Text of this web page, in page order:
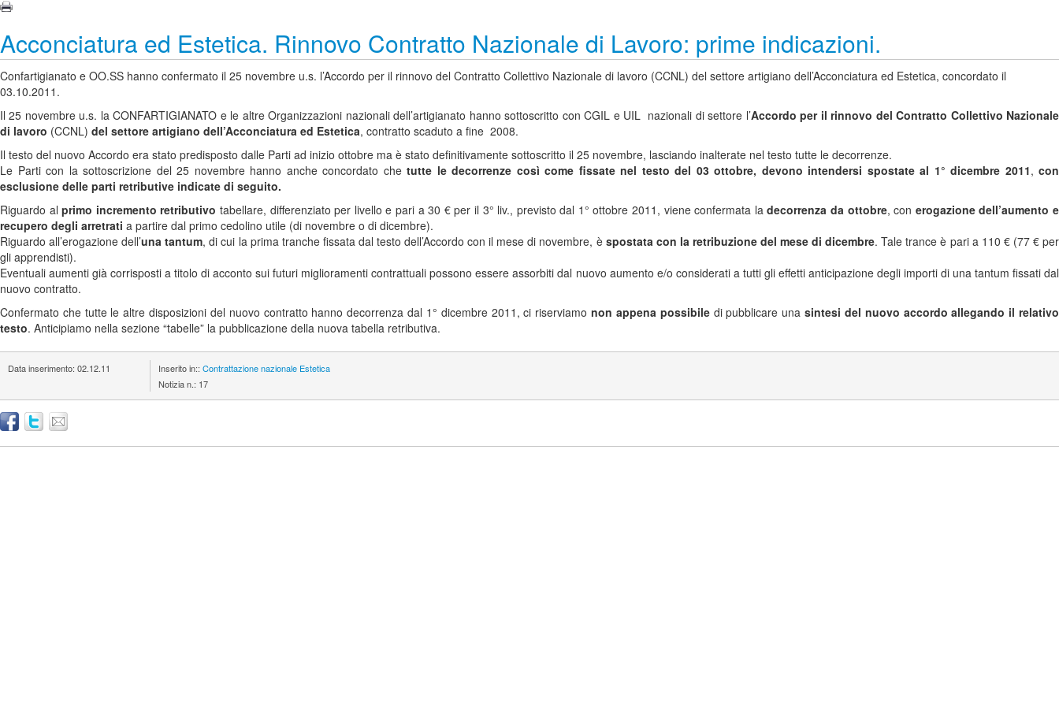
Acconciatura ed Estetica. Rinnovo Contratto Nazionale di Lavoro: prime indicazioni.
Confartigianato e OO.SS hanno confermato il 25 novembre u.s. l’Accordo per il rinnovo del Contratto Collettivo Nazionale di lavoro (CCNL) del settore artigiano dell’Acconciatura ed Estetica, concordato il
03.10.2011.
Il 25 novembre u.s. la CONFARTIGIANATO e le altre Organizzazioni nazionali dell’artigianato hanno sottoscritto con CGIL e UIL nazionali di settore l’Accordo per il rinnovo del Contratto Collettivo Nazionale
di lavoro (CCNL) del settore artigiano dell’Acconciatura ed Estetica, contratto scaduto a fine 2008.
Il testo del nuovo Accordo era stato predisposto dalle Parti ad inizio ottobre ma è stato definitivamente sottoscritto il 25 novembre, lasciando inalterate nel testo tutte le decorrenze.
Le Parti con la sottoscrizione del 25 novembre hanno anche concordato che tutte le decorrenze così come fissate nel testo del 03 ottobre, devono intendersi spostate al 1° dicembre 2011, con
esclusione delle parti retributive indicate di seguito.
Riguardo alprimo incremento retributivo tabellare, differenziato per livello e pari a 30 € per il 3° liv., previsto dal 1° ottobre 2011, viene confermata ladecorrenza da ottobre, con erogazione dell’aumento e
recupero degli arretrati a partire dal primo cedolino utile (di novembre o di dicembre).
Riguardo all’erogazione dell’una tantum, di cui la prima tranche fissata dal testo dell’Accordo con il mese di novembre, è spostata con la retribuzione del mese di dicembre. Tale trance è pari a 110 € (77 € per
gli apprendisti).
Eventuali aumenti già corrisposti a titolo di acconto sui futuri miglioramenti contrattuali possono essere assorbiti dal nuovo aumento e/o considerati a tutti gli effetti anticipazione degli importi di una tantum fissati dal
nuovo contratto.
Confermato che tutte le altre disposizioni del nuovo contratto hanno decorrenza dal 1° dicembre 2011, ci riserviamonon appena possibiledi pubblicare unasintesi del nuovo accordo allegando il relativo
testo. Anticipiamo nella sezione “tabelle” la pubblicazione della nuova tabella retributiva.
Data inserimento: 02.12.11 Inserito in:: Contrattazione nazionale Estetica
Notizia n.: 17